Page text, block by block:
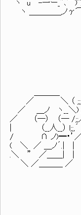
ヽ u -一ー_~､
ヽ ＿＿＿＿,ノγ⌒
／ ＼ （
／ ＿ノ ヽ__＼
／ （─） （─ /;;／
| （__人__） l;;,´
/ ∩ ノ)━・’／ な
( ＼ ／ ＿ノ
.＼ ” ／＿
＼ ／＿＿＿ ／